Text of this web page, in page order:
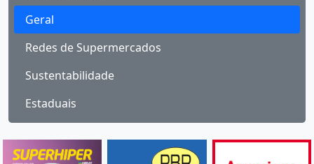
Geral
Redes de Supermercados
Sustentabilidade
Estaduais